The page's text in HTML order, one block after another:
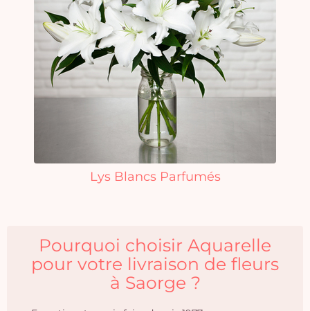
Lys Blancs Parfumés
Pourquoi choisir Aquarelle
pour votre livraison de fleurs
à Saorge ?